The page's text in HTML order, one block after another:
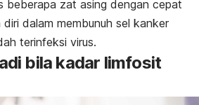
beberapa zat asing dengan cepat
dalam membunuh sel kanker
terinfeksi virus.
bila kadar limfosit